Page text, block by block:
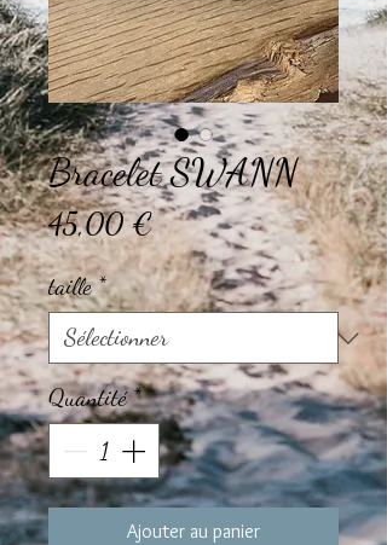
Bracelet SWANN
45,00 €Prix
taille*
Quantité*
Ajouter au panier